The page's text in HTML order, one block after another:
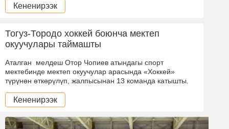
Кененирээк
Тогуз-Тородо хоккей боюнча мектеп
окуучулары таймашты
Аталган мелдеш Отор Чопиев атындагы спорт
мектебинде мектеп окуучулар арасында «Хоккей»
түрүнөн өткөрүлүп, жалпысынан 13 команда катышты.
Кененирээк